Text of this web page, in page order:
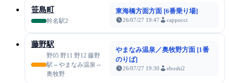
笹島町
幹名駅2
東海橋方面方面 [6番乗り場]
26/07/27 19:47 cappucci
藤野駅
野05 野11 野12 藤野
駅⇔やまなみ温泉⇔
奥牧野
やまなみ温泉／奥牧野方面 [1番
のりば]
26/07/27 19:30 eboshi2